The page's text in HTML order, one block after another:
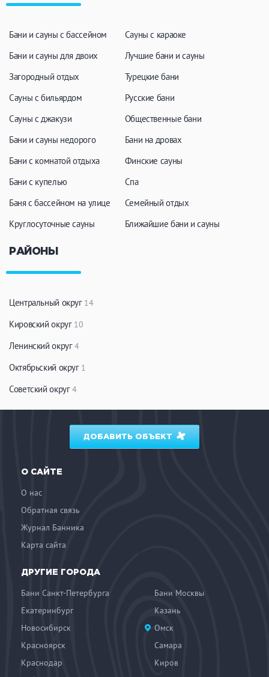
Бани и сауны с бассейном
Бани и сауны для двоих
Загородный отдых
Сауны с бильярдом
Сауны с джакузи
Бани и сауны недорого
Бани с комнатой отдыха
Бани с купелью
Баня с бассейном на улице
Круглосуточные сауны
Сауны с караоке
Лучшие бани и сауны
Турецкие бани
Русские бани
Общественные бани
Бани на дровах
Финские сауны
Спа
Семейный отдых
Ближайшие бани и сауны
РАЙОНЫ
Центральный округ 14
Кировский округ 10
Ленинский округ4
Октябрьский округ 1
Советский округ4
ДОБАВИТЬ ОБЪЕКТ
О САЙТЕ
О нас
Обратная связь
Журнал Банника
Карта сайта
ДРУГИЕ ГОРОДА
Бани Санкт-Петербурга
Бани Москвы
Екатеринбург
Казань
Новосибирск
Омск
Красноярск
Самара
Краснодар
Киров